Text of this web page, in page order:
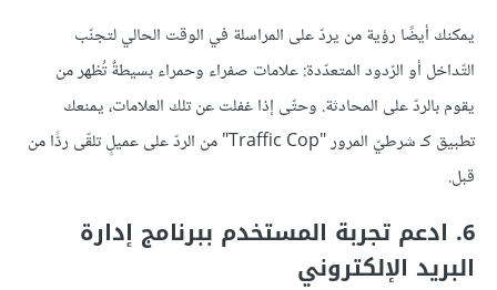
يمكنك أيضًا رؤية من يردّ على المراسلة في الوقت الحالي لتجنّب
التّداخل أو الرّدود المتعدّدة: علامات صفراء وحمراء بسيطةٌ تُظهر من
يقوم بالردّ على المحادثة. وحتّى إذا غفلت عن تلك العلامات، يمنعك
تطبيق كـ شرطيّ المرور "Traffic Cop" من الردّ على عميلٍ تلقّى ردًّا من
قبل.
6. ادعم تجربة المستخدم ببرنامج إدارة
البريد الإلكتروني